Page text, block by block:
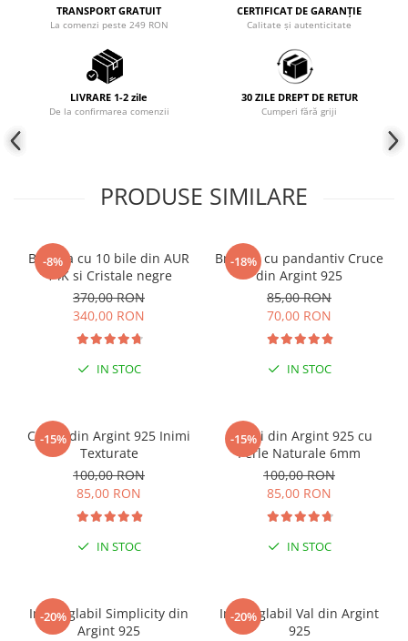
COLIERE
Coliere cu mărgele colorate și
Coliere cu pietre semiprețioase
TRANSPORT GRATUIT
La comenzi peste 249 RON
CERTIFICAT DE GARANȚIE
Calitate și autenticitate
LIVRARE 1-2 zile
De la confirmarea comenzii
30 ZILE DREPT DE RETUR
Cumperi fără griji
PRODUSE SIMILARE
-8%
Bratara cu 10 bile din AUR
14K si Cristale negre
370,00 RON
340,00 RON
IN STOC
-18%
Bratara cu pandantiv Cruce
din Argint 925
85,00 RON
70,00 RON
IN STOC
-15%
Cercei din Argint 925 Inimi
Texturate
100,00 RON
85,00 RON
IN STOC
-15%
Cercei din Argint 925 cu
Perle Naturale 6mm
100,00 RON
85,00 RON
IN STOC
-20%
Inel reglabil Simplicity din
Argint 925
-20%
Inel reglabil Val din Argint
925